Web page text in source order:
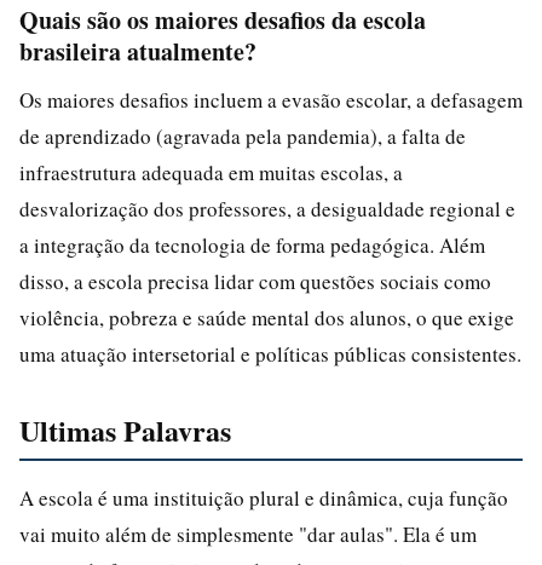
Quais são os maiores desafios da escola
brasileira atualmente?
Os maiores desafios incluem a evasão escolar, a defasagem
de aprendizado (agravada pela pandemia), a falta de
infraestrutura adequada em muitas escolas, a
desvalorização dos professores, a desigualdade regional e
a integração da tecnologia de forma pedagógica. Além
disso, a escola precisa lidar com questões sociais como
violência, pobreza e saúde mental dos alunos, o que exige
uma atuação intersetorial e políticas públicas consistentes.
Ultimas Palavras
A escola é uma instituição plural e dinâmica, cuja função
vai muito além de simplesmente "dar aulas". Ela é um